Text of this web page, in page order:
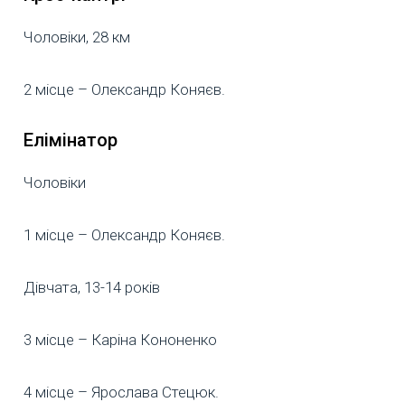
Чоловіки, 28 км
2 місце – Олександр Коняєв.
Елімінатор
Чоловіки
1 місце – Олександр Коняєв.
Дівчата, 13-14 років
3 місце – Каріна Кононенко
4 місце – Ярослава Стецюк.